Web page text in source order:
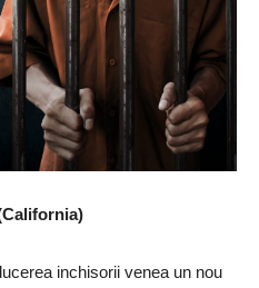
inchisorii venea un nou